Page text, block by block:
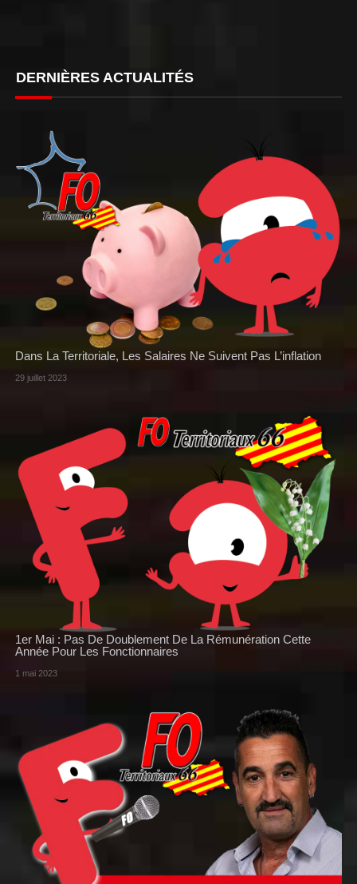
DERNIÈRES ACTUALITÉS
Dans La Territoriale, Les Salaires Ne Suivent Pas L’inflation
29 juillet 2023
1er Mai : Pas De Doublement De La Rémunération Cette
Année Pour Les Fonctionnaires
1 mai 2023